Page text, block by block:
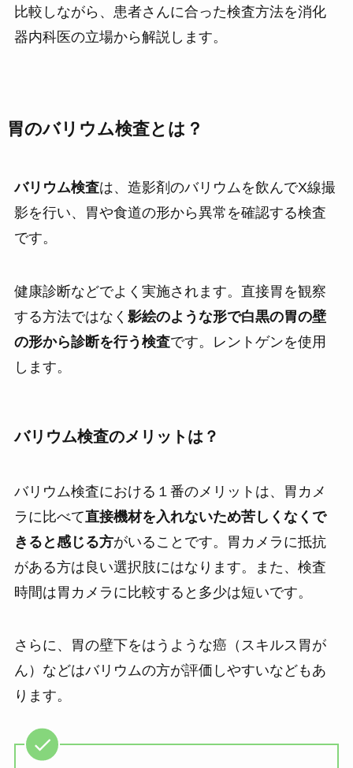
比較しながら、患者さんに合った検査方法を消化
器内科医の立場から解説します。
胃のバリウム検査とは？
バリウム検査は、造影剤のバリウムを飲んでX線撮
影を行い、胃や食道の形から異常を確認する検査
です。
健康診断などでよく実施されます。直接胃を観察
する方法ではなく 影絵のような形で白黒の胃の壁
の形から診断を行う検査です。レントゲンを使用
します。
バリウム検査のメリットは？
バリウム検査における１番のメリットは、胃カメ
ラに比べて直接機材を入れないため苦しくなくで
きると感じる方がいることです。胃カメラに抵抗
がある方は良い選択肢にはなります。また、検査
時間は胃カメラに比較すると多少は短いです。
さらに、胃の壁下をはうような癌（スキルス胃が
ん）などはバリウムの方が評価しやすいなどもあ
ります。